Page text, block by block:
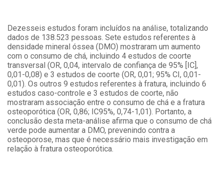
Dezesseis estudos foram incluídos na análise, totalizando
dados de 138.523 pessoas. Sete estudos referentes à
densidade mineral óssea (DMO) mostraram um aumento
com o consumo de chá, incluindo 4 estudos de coorte
transversal (OR, 0,04, intervalo de confiança de 95% [IC],
0,01-0,08) e 3 estudos de coorte (OR, 0,01; 95% CI, 0,01-
0,01). Os outros 9 estudos referentes à fratura, incluindo 6
estudos caso-controle e 3 estudos de coorte, não
mostraram associação entre o consumo de chá e a fratura
osteoporótica (OR, 0,86; IC95%, 0,74-1,01). Portanto, a
conclusão desta meta-análise afirma que o consumo de chá
verde pode aumentar a DMO, prevenindo contra a
osteoporose, mas que é necessário mais investigação em
relação à fratura osteoporótica.